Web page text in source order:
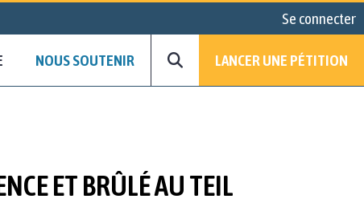
Se connecter
NOUS SOUTENIR LANCER UNE PÉTITION
ET BRÛLÉ AU TEIL